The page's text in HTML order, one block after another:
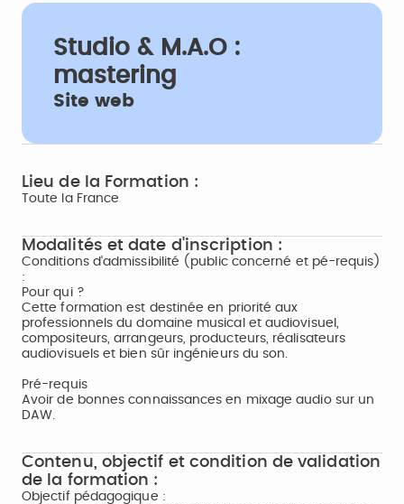
Studio & M.A.O :
mastering
Site web
Lieu de la Formation :
Toute la France
Modalités et date d'inscription :
Conditions d'admissibilité (public concerné et pé-requis)
:
Pour qui ?
Cette formation est destinée en priorité aux
professionnels du domaine musical et audiovisuel,
compositeurs, arrangeurs, producteurs, réalisateurs
audiovisuels et bien sûr ingénieurs du son.
Pré-requis
Avoir de bonnes connaissances en mixage audio sur un
DAW.
Contenu, objectif et condition de validation
de la formation :
Objectif pédagogique :